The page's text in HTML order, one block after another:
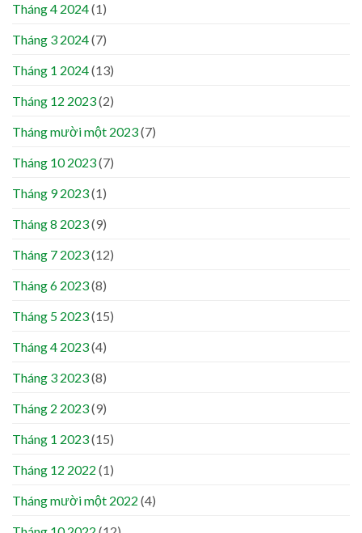
Tháng 4 2024(1)
Tháng 3 2024(7)
Tháng 1 2024(13)
Tháng 12 2023(2)
Tháng mười một 2023(7)
Tháng 10 2023(7)
Tháng 9 2023(1)
Tháng 8 2023(9)
Tháng 7 2023(12)
Tháng 6 2023(8)
Tháng 5 2023(15)
Tháng 4 2023(4)
Tháng 3 2023(8)
Tháng 2 2023(9)
Tháng 1 2023(15)
Tháng 12 2022 (1)
Tháng mười một 2022 (4)